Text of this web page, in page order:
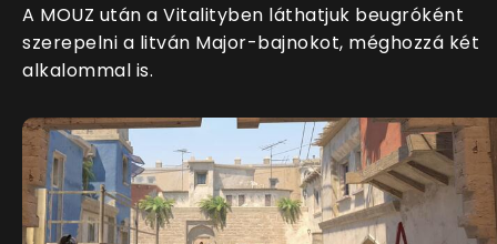
A MOUZ után a Vitalityben láthatjuk beugróként
szerepelni a litván Major-bajnokot, méghozzá két
alkalommal is.